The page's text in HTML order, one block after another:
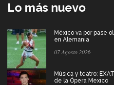
Lo más nuevo
México va por pase
en Alemania
07 Agosto 2026
Música y teatro:
de la Ópera Mexico